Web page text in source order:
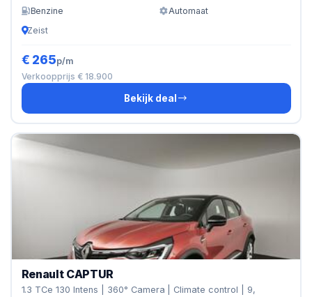
Benzine
Automaat
Zeist
€ 265p/m
Verkoopprijs € 18.900
Bekijk deal
Renault CAPTUR
1.3 TCe 130 Intens | 360° Camera | Climate control | 9,